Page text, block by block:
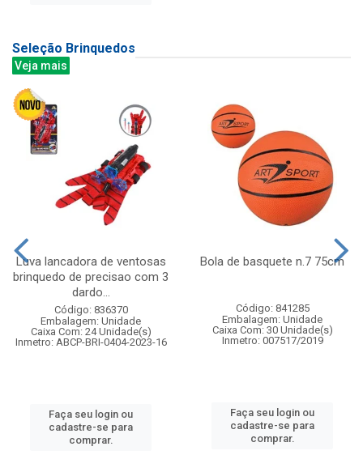
Seleção Brinquedos
Veja mais
Luva lancadora de ventosas
brinquedo de precisao com 3
dardo...
Código: 836370
Embalagem: Unidade
Caixa Com: 24 Unidade(s)
Inmetro: ABCP-BRI-0404-2023-16
Faça seu login ou
cadastre-se para
comprar.
Bola de basquete n.7 75cm
Código: 841285
Embalagem: Unidade
Caixa Com: 30 Unidade(s)
Inmetro: 007517/2019
Faça seu login ou
cadastre-se para
comprar.